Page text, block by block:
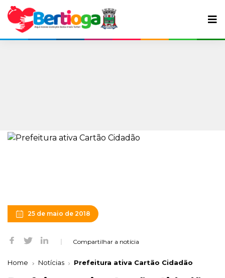
25 de maio de 2018
Compartilhar a notícia
Home Notícias Prefeitura ativa Cartão Cidadão